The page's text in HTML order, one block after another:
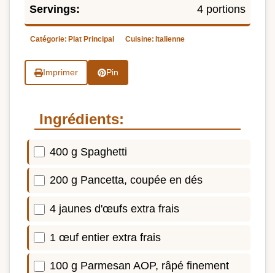
Servings: 4 portions
Catégorie: Plat Principal Cuisine: Italienne
Imprimer Pin
Ingrédients:
400 g Spaghetti
200 g Pancetta, coupée en dés
4 jaunes d'œufs extra frais
1 œuf entier extra frais
100 g Parmesan AOP, râpé finement